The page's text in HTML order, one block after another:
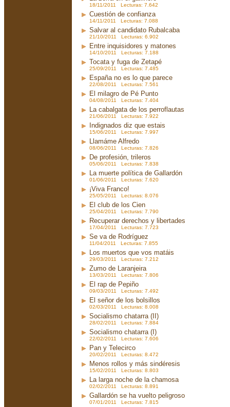
18/11/2011 Lecturas: 7.642
Cuestión de confianza
14/11/2011 Lecturas: 7.088
Salvar al candidato Rubalcaba
21/10/2011 Lecturas: 6.902
Entre inquisidores y matones
14/10/2011 Lecturas: 7.188
Tocata y fuga de Zetapé
25/09/2011 Lecturas: 7.485
España no es lo que parece
22/08/2011 Lecturas: 7.561
El milagro de Pé Punto
04/08/2011 Lecturas: 7.404
La cabalgata de los perroflautas
21/06/2011 Lecturas: 7.922
Indignados diz que estais
15/06/2011 Lecturas: 7.997
Llamáme Alfredo
08/06/2011 Lecturas: 7.826
De profesión, trileros
05/06/2011 Lecturas: 7.838
La muerte política de Gallardón
01/06/2011 Lecturas: 7.620
¡Viva Franco!
25/05/2011 Lecturas: 8.076
El club de los Cien
25/04/2011 Lecturas: 7.790
Recuperar derechos y libertades
17/04/2011 Lecturas: 7.723
Se va de Rodríguez
11/04/2011 Lecturas: 7.855
Los muertos que vos matáis
29/03/2011 Lecturas: 7.212
Zumo de Laranjeira
13/03/2011 Lecturas: 7.806
El rap de Pepiño
09/03/2011 Lecturas: 7.492
El señor de los bolsillos
02/03/2011 Lecturas: 8.008
Socialismo chatarra (II)
28/02/2011 Lecturas: 7.884
Socialismo chatarra (I)
22/02/2011 Lecturas: 7.606
Pan y Telecirco
20/02/2011 Lecturas: 8.472
Menos rollos y más sindéresis
15/02/2011 Lecturas: 8.803
La larga noche de la chamosa
02/02/2011 Lecturas: 8.891
Gallardón se ha vuelto peligroso
07/01/2011 Lecturas: 7.815